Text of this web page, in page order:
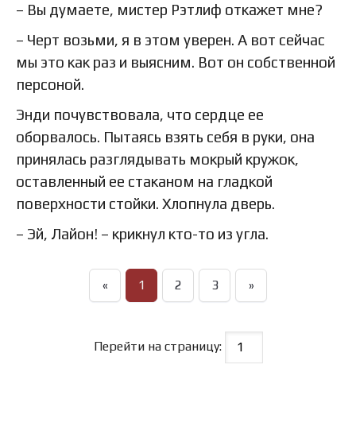
– Вы думаете, мистер Рэтлиф откажет мне?
– Черт возьми, я в этом уверен. А вот сейчас
мы это как раз и выясним. Вот он собственной
персоной.
Энди почувствовала, что сердце ее
оборвалось. Пытаясь взять себя в руки, она
принялась разглядывать мокрый кружок,
оставленный ее стаканом на гладкой
поверхности стойки. Хлопнула дверь.
– Эй, Лайон! – крикнул кто-то из угла.
« 1 2 3 »
Перейти на страницу: